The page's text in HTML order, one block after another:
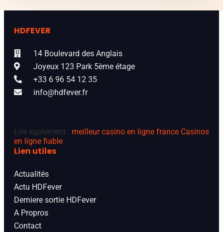
HDFEVER
14 Boulevard des Anglais
Joyeux 123 Park 5ème étage
+33 6 96 54 12 35
info@hdfever.fr
Lire également : meilleur casino en ligne france Casinos
en ligne fiable
Lien utiles
Actualités
Actu HDFever
Derniere sortie HDFever
A Propros
Contact